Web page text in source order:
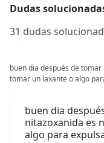
Dudas
31 dudas
buen dia después de
tomar un laxante o algo
buen dia
nitazoxanida es
algo para